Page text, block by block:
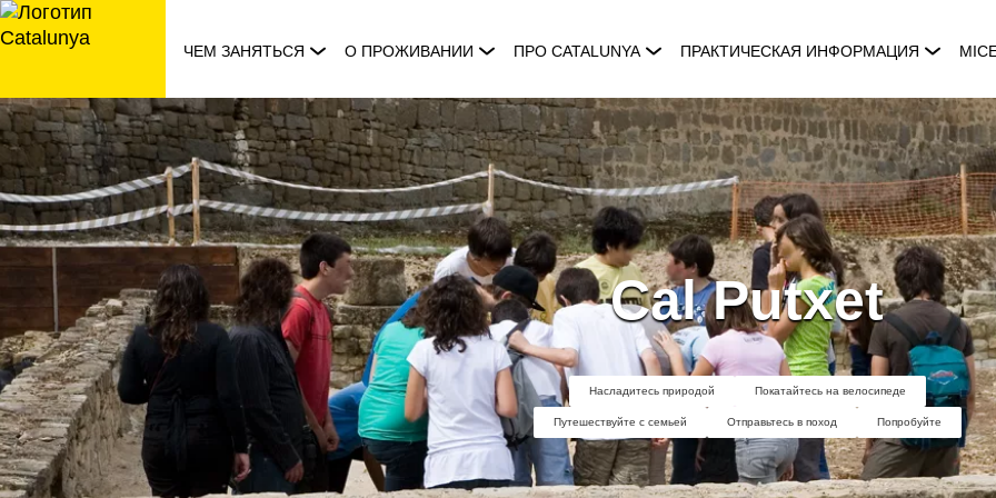
перейти
к
ЧЕМ ЗАНЯТЬСЯ О ПРОЖИВАНИИ ПРО CATALUNYA ПРАКТИЧЕСКАЯ ИНФОРМАЦИЯ
Cal Putxet
Насладитесь природой Покатайтесь на велосипеде
Путешествуйте с семьей Отправьтесь в поход Попробуйте